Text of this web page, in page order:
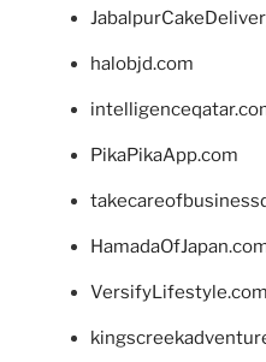
halobjd.com
PikaPikaApp.com
VersifyLifestyle.com